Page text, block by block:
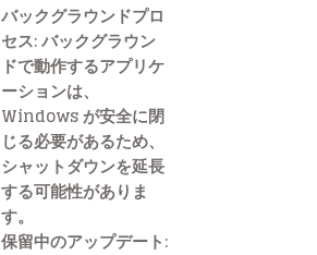
バックグラウンドプロ
セス: バックグラウン
ドで動作するアプリケ
ーションは、
Windows が安全に閉
じる必要があるため、
シャットダウンを延長
する可能性がありま
す。
保留中のアップデート: